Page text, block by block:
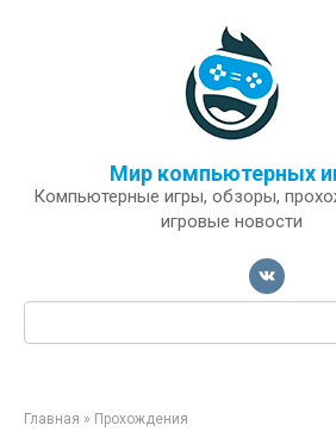
Мир компьютерных
Компьютерные игры, обзоры,
игровые новости
Поиск:
Главная » Прохождения